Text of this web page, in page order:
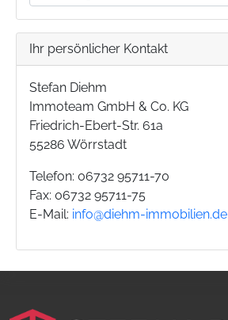
Ihr persönlicher Kontakt
Stefan Diehm
Immoteam GmbH & Co. KG
Friedrich-Ebert-Str. 61a
55286 Wörrstadt
Telefon: 06732 95711-70
Fax: 06732 95711-75
E-Mail: info@diehm-immobilien.de